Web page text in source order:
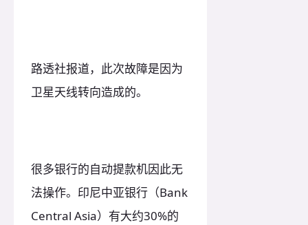
路透社报道，此次故障是因为
卫星天线转向造成的。
很多银行的自动提款机因此无
法操作。印尼中亚银行（Bank
Central Asia）有大约30%的